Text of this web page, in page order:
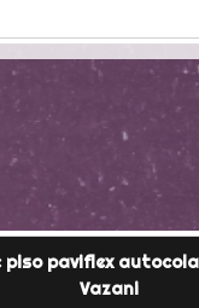
piso paviflex
Vazani